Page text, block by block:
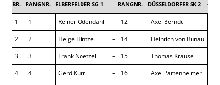
BR. RANGNR. ELBERFELDER SG 1 RANGNR. DÜSSELDORFER SK 2 4 : 4
1 1 Reiner Odendahl – 12 Axel Berndt
2 2 Helge Hintze – 14 Heinrich von Bünau
3 3 Frank Noetzel – 15 Thomas Krause
4 4 Gerd Kurr – 16 Axel Partenheimer